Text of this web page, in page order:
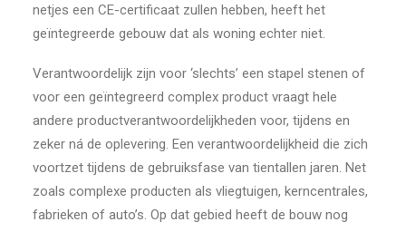
netjes een CE-certificaat zullen hebben, heeft het
geïntegreerde gebouw dat als woning echter niet.
Verantwoordelijk zijn voor ‘slechts’ een stapel stenen of
voor een geïntegreerd complex product vraagt hele
andere productverantwoordelijkheden voor, tijdens en
zeker ná de oplevering. Een verantwoordelijkheid die zich
voortzet tijdens de gebruiksfase van tientallen jaren. Net
zoals complexe producten als vliegtuigen, kerncentrales,
fabrieken of auto’s. Op dat gebied heeft de bouw nog